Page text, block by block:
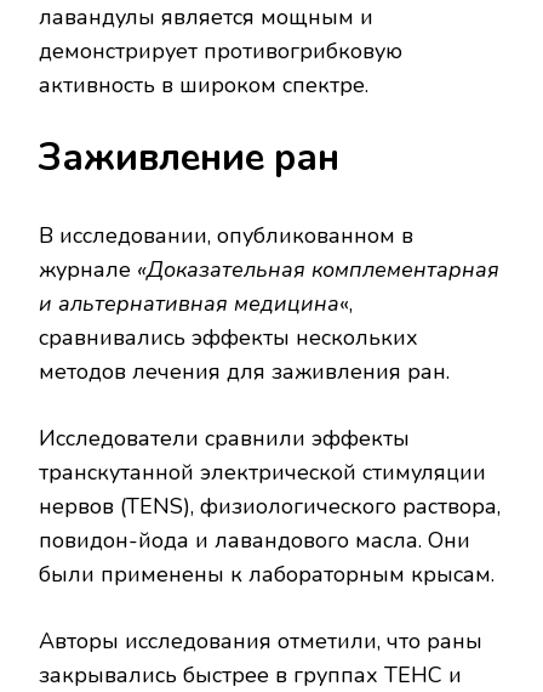
лавандулы является мощным и
демонстрирует противогрибковую
активность в широком спектре.
Заживление ран
В исследовании, опубликованном в
журнале «Доказательная комплементарная
и альтернативная медицина«,
сравнивались эффекты нескольких
методов лечения для заживления ран.
Исследователи сравнили эффекты
транскутанной электрической стимуляции
нервов (TENS), физиологического раствора,
повидон-йода и лавандового масла. Они
были применены к лабораторным крысам.
Авторы исследования отметили, что раны
закрывались быстрее в группах ТЕНС и